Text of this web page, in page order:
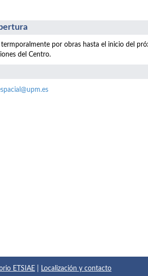
termporalmente por obras hasta el inicio del
del Centro.
ETSIAE Localización y contacto